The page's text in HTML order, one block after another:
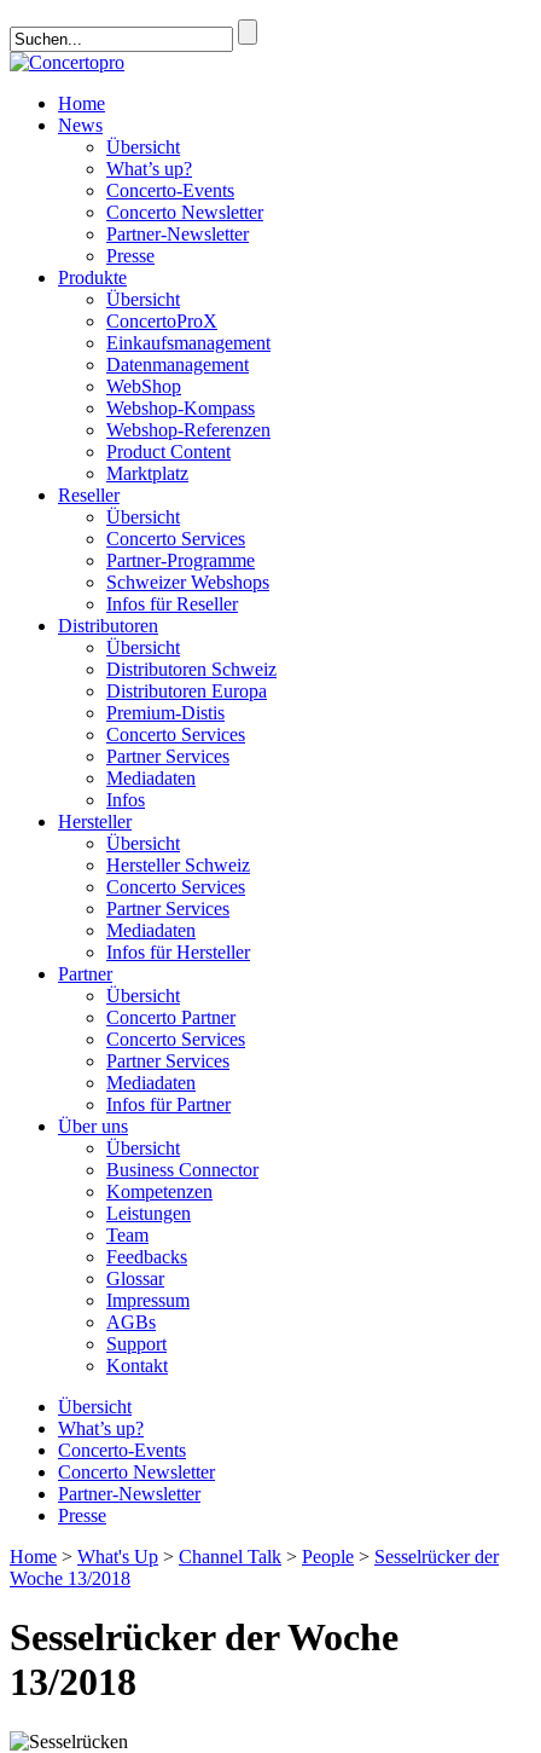
Home
News
Übersicht
What’s up?
Concerto-Events
Concerto Newsletter
Partner-Newsletter
Presse
Produkte
Übersicht
ConcertoProX
Einkaufsmanagement
Datenmanagement
WebShop
Webshop-Kompass
Webshop-Referenzen
Product Content
Marktplatz
Reseller
Übersicht
Concerto Services
Partner-Programme
Schweizer Webshops
Infos für Reseller
Distributoren
Übersicht
Distributoren Schweiz
Distributoren Europa
Premium-Distis
Concerto Services
Partner Services
Mediadaten
Infos
Hersteller
Übersicht
Hersteller Schweiz
Concerto Services
Partner Services
Mediadaten
Infos für Hersteller
Partner
Übersicht
Concerto Partner
Concerto Services
Partner Services
Mediadaten
Infos für Partner
Über uns
Übersicht
Business Connector
Kompetenzen
Leistungen
Team
Feedbacks
Glossar
Impressum
AGBs
Support
Kontakt
Übersicht
What’s up?
Concerto-Events
Concerto Newsletter
Partner-Newsletter
Presse
Home > What's Up > Channel Talk > People > Sesselrücker der
Woche 13/2018
Sesselrücker der Woche
13/2018